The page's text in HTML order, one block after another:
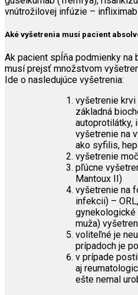
vnútrožilovej infúzie – infliximab
Aké vyšetrenia musí pacient
Ak pacient spĺňa podmienky
musí prejsť množstvom
Ide o nasledujúce vyšetrenia:
vyšetrenie krvi
základná
autoprotilátky,
vyšetrenie na
ako syfilis,
vyšetrenie
pľúcne
Mantoux II)
vyšetrenie na
infekcii) –
gynekologické
muža)
voliteľné je
prípadoch je
v prípade
aj
ešte nemal